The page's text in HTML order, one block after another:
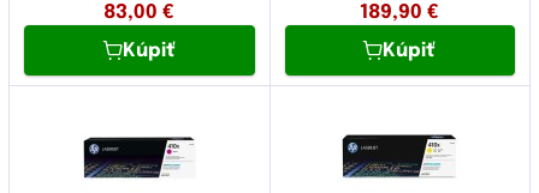
83,00 €
Kúpiť
189,90 €
Kúpiť